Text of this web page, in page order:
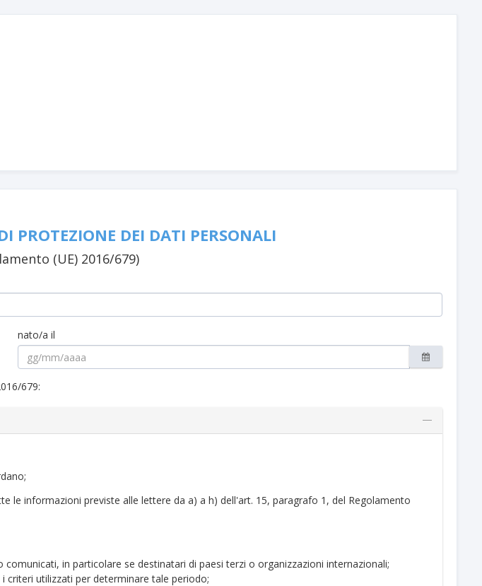
PROTEZIONE DEI DATI PERSONALI
(UE) 2016/679)
nato/a il
679:
le informazioni previste alle lettere da a) a h) dell'art. 15, paragrafo 1, del Regolamento
in particolare se destinatari di paesi terzi o organizzazioni internazionali;
criteri utilizzati per determinare tale periodo;